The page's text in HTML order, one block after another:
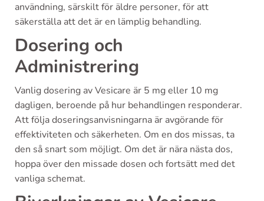
användning, särskilt för äldre personer, för att
säkerställa att det är en lämplig behandling.
Dosering och
Administrering
Vanlig dosering av Vesicare är 5 mg eller 10 mg
dagligen, beroende på hur behandlingen responderar.
Att följa doseringsanvisningarna är avgörande för
effektiviteten och säkerheten. Om en dos missas, ta
den så snart som möjligt. Om det är nära nästa dos,
hoppa över den missade dosen och fortsätt med det
vanliga schemat.